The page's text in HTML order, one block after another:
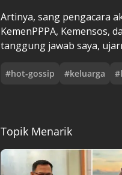
Artinya, sang pengacara
KemenPPPA, Kemensos,
tanggung jawab saya,
#hot-gossip #keluarga #
Topik Menarik